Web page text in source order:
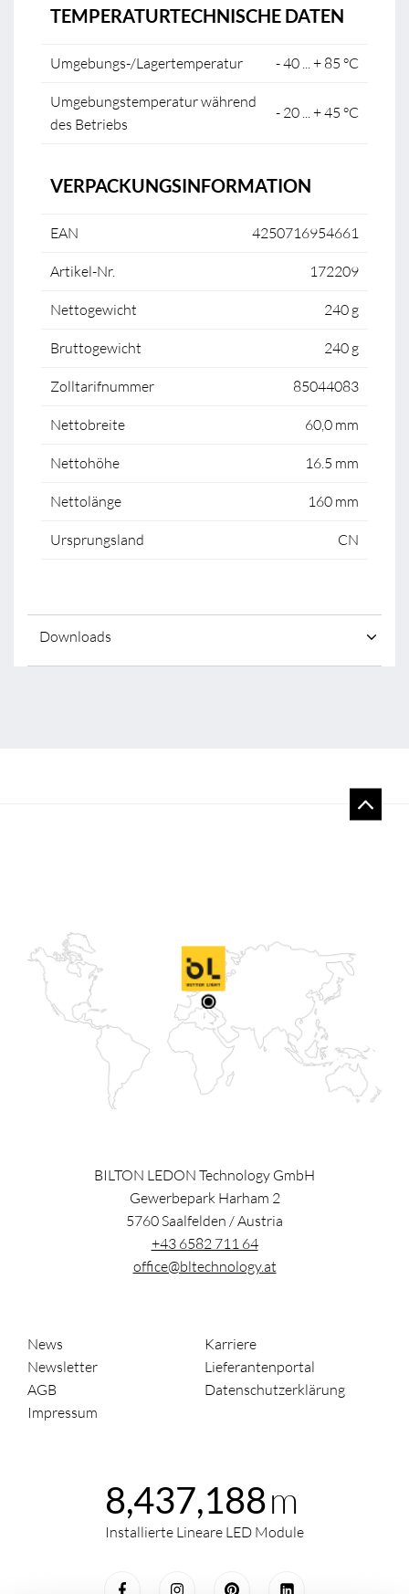
TEMPERATURTECHNISCHE DATEN
Umgebungs-/Lagertemperatur - 40 ... + 85 °C
Umgebungstemperatur während
des Betriebs
- 20 ... + 45 °C
VERPACKUNGSINFORMATION
EAN 4250716954661
Artikel-Nr. 172209
Nettogewicht 240 g
Bruttogewicht 240 g
Zolltarifnummer 85044083
Nettobreite 60,0 mm
Nettohöhe 16.5 mm
Nettolänge 160 mm
Ursprungsland CN
Downloads
BILTON LEDON Technology GmbH
Gewerbepark Harham 2
5760Saalfelden /Austria
+43 6582 711 64
office@bltechnology.at
News
Karriere
Newsletter
Lieferantenportal
AGB
Datenschutzerklärung
Impressum
8,437,188m
Installierte Lineare LED Module